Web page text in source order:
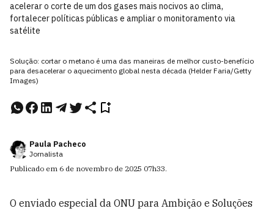
acelerar o corte de um dos gases mais nocivos ao clima,
fortalecer políticas públicas e ampliar o monitoramento via
satélite
Solução: cortar o metano é uma das maneiras de melhor custo-benefício
para desacelerar o aquecimento global nesta década (Helder Faria/Getty
Images)
Paula Pacheco
Jornalista
Publicado em 6 de novembro de 2025 07h33.
O enviado especial da ONU para Ambição e Soluções